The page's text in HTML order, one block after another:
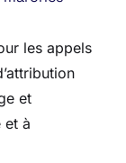
les appels
et
et à